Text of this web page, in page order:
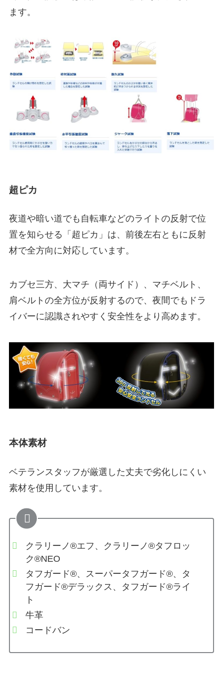
ます。
超ピカ
夜道や暗い道でも自転車などのライトの反射で位
置を知らせる「超ピカ」は、前後左右ともに反射
材で全方向に対応しています。
カブセ三方、大マチ（両サイド）、マチベルト、
肩ベルトの全方位が反射するので、夜間でもドラ
イバーに認識されやすく安全性をより高めます。
本体素材
ベテランスタッフが厳選した丈夫で劣化しにくい
素材を使用しています。
クラリーノ®エフ、クラリーノ®タフロッ
ク®NEO
タフガード®、スーパータフガード®、タ
フガード®デラックス、タフガード®ライ
ト
牛革
コードバン